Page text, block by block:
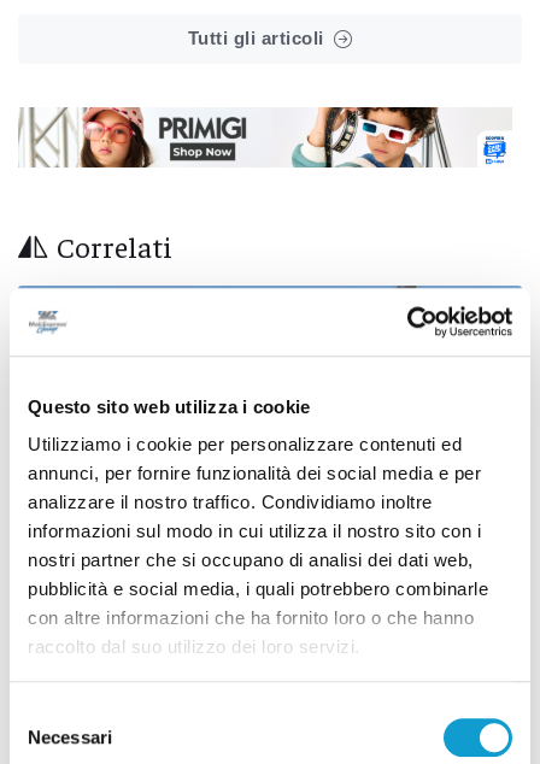
Questo sito web utilizza i cookie
Utilizziamo i cookie per personalizzare contenuti ed
annunci, per fornire funzionalità dei social media e per
analizzare il nostro traffico. Condividiamo inoltre
informazioni sul modo in cui utilizza il nostro sito con i
nostri partner che si occupano di analisi dei dati web,
pubblicità e social media, i quali potrebbero combinarle
con altre informazioni che ha fornito loro o che hanno
raccolto dal suo utilizzo dei loro servizi.
delNecessari
Tutti gli articoli
Correlati
Blitz antidroga al Montelago Celtic Festival: